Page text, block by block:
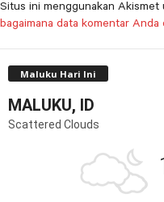
Situs ini menggunakan Akismet
bagaimana data komentar Anda
Maluku Hari Ini
MALUKU, ID
Scattered Clouds